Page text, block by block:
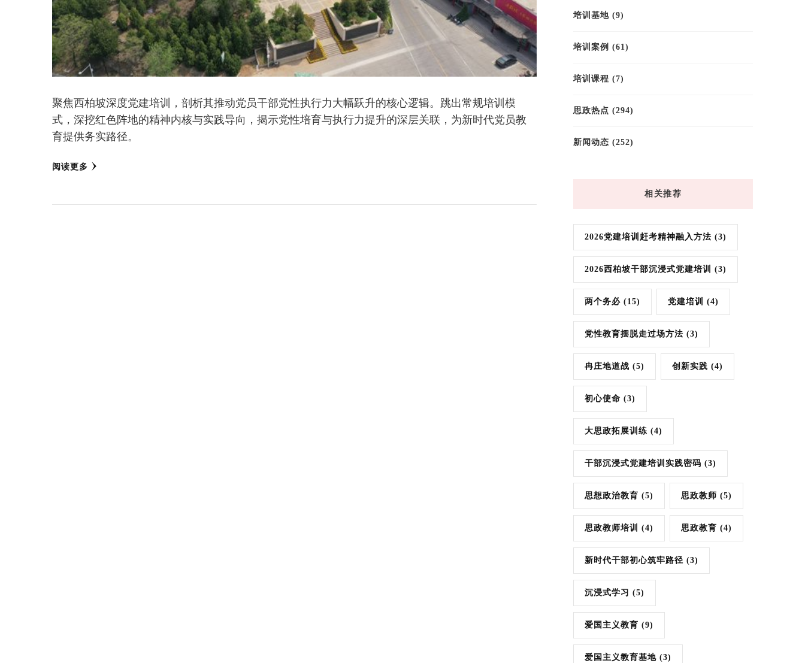
聚焦西柏坡深度党建培训，剖析其推动党员干部党性执行力大幅跃升的核心逻辑。跳出常规培训模
式，深挖红色阵地的精神内核与实践导向，揭示党性培育与执行力提升的深层关联，为新时代党员教
育提供务实路径。
阅读更多
培训基地 (9)
培训案例 (61)
培训课程 (7)
思政热点 (294)
新闻动态 (252)
相关推荐
2026党建培训赶考精神融入方法 (3)
2026西柏坡干部沉浸式党建培训 (3)
两个务必 (15) 党建培训 (4)
党性教育摆脱走过场方法 (3)
冉庄地道战 (5) 创新实践 (4)
初心使命 (3)
大思政拓展训练 (4)
干部沉浸式党建培训实践密码 (3)
思想政治教育 (5) 思政教师 (5)
思政教师培训 (4) 思政教育 (4)
新时代干部初心筑牢路径 (3)
沉浸式学习 (5)
爱国主义教育 (9)
爱国主义教育基地 (3)